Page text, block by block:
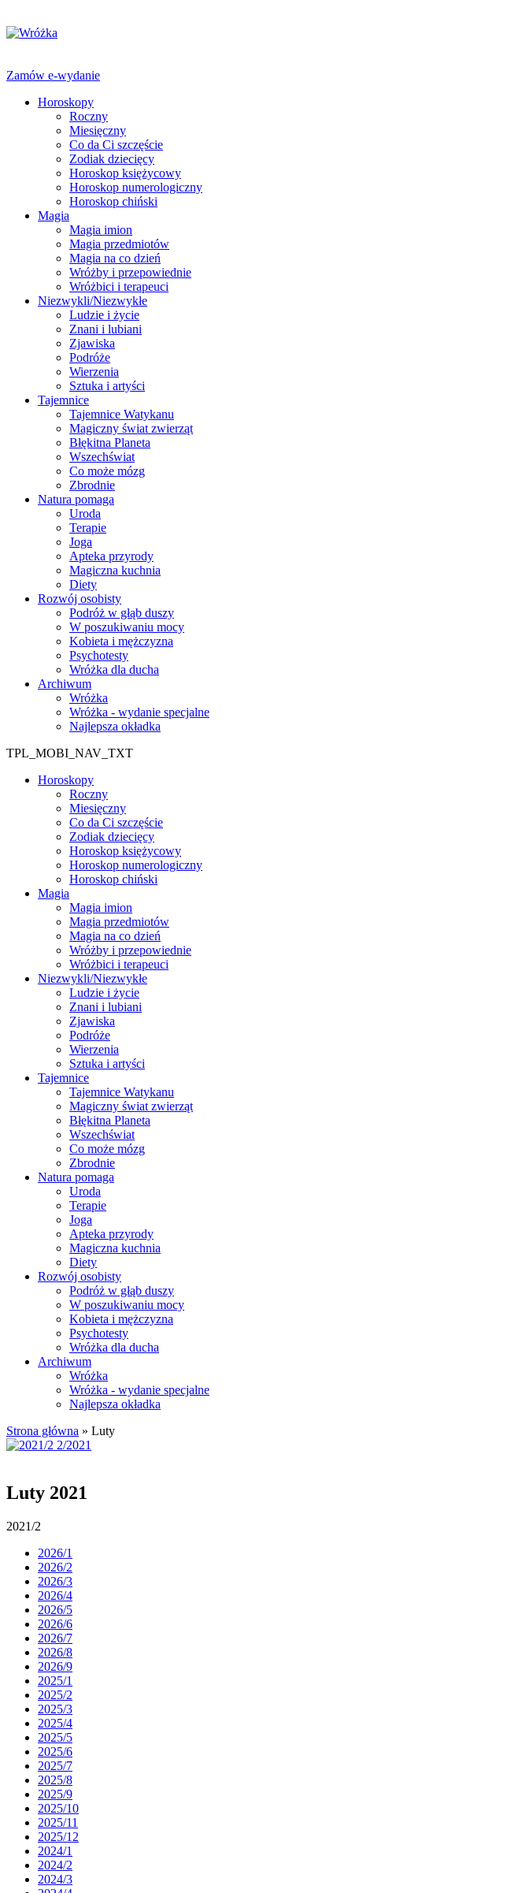
Zamów e-wydanie
Horoskopy
Roczny
Miesięczny
Co da Ci szczęście
Zodiak dziecięcy
Horoskop księżycowy
Horoskop numerologiczny
Horoskop chiński
Magia
Magia imion
Magia przedmiotów
Magia na co dzień
Wróżby i przepowiednie
Wróżbici i terapeuci
Niezwykli/Niezwykłe
Ludzie i życie
Znani i lubiani
Zjawiska
Podróże
Wierzenia
Sztuka i artyści
Tajemnice
Tajemnice Watykanu
Magiczny świat zwierząt
Błękitna Planeta
Wszechświat
Co może mózg
Zbrodnie
Natura pomaga
Uroda
Terapie
Joga
Apteka przyrody
Magiczna kuchnia
Diety
Rozwój osobisty
Podróż w głąb duszy
W poszukiwaniu mocy
Kobieta i mężczyzna
Psychotesty
Wróżka dla ducha
Archiwum
Wróżka
Wróżka - wydanie specjalne
Najlepsza okładka
TPL_MOBI_NAV_TXT
Horoskopy
Roczny
Miesięczny
Co da Ci szczęście
Zodiak dziecięcy
Horoskop księżycowy
Horoskop numerologiczny
Horoskop chiński
Magia
Magia imion
Magia przedmiotów
Magia na co dzień
Wróżby i przepowiednie
Wróżbici i terapeuci
Niezwykli/Niezwykłe
Ludzie i życie
Znani i lubiani
Zjawiska
Podróże
Wierzenia
Sztuka i artyści
Tajemnice
Tajemnice Watykanu
Magiczny świat zwierząt
Błękitna Planeta
Wszechświat
Co może mózg
Zbrodnie
Natura pomaga
Uroda
Terapie
Joga
Apteka przyrody
Magiczna kuchnia
Diety
Rozwój osobisty
Podróż w głąb duszy
W poszukiwaniu mocy
Kobieta i mężczyzna
Psychotesty
Wróżka dla ducha
Archiwum
Wróżka
Wróżka - wydanie specjalne
Najlepsza okładka
Strona główna » Luty
Luty 2021
2021/2
2026/1
2026/2
2026/3
2026/4
2026/5
2026/6
2026/7
2026/8
2026/9
2025/1
2025/2
2025/3
2025/4
2025/5
2025/6
2025/7
2025/8
2025/9
2025/10
2025/11
2025/12
2024/1
2024/2
2024/3